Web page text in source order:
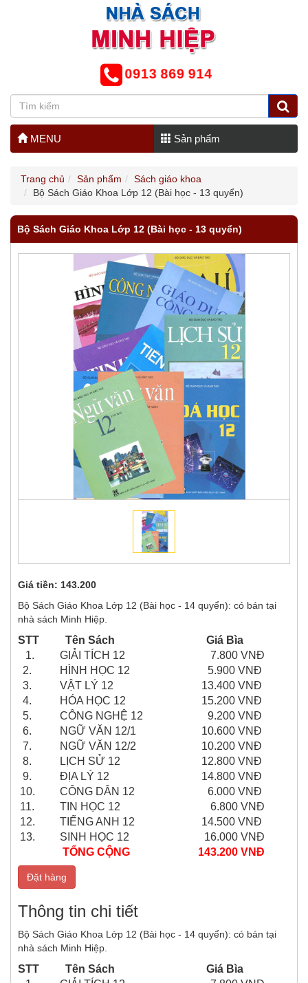
0913 869 914
MENU Sản phẩm
Trang chủ Sản phẩm
Sách giáo khoa
Bộ Sách Giáo Khoa Lớp 12 (Bài học - 13 quyển)
Bộ Sách Giáo Khoa Lớp 12 (Bài học - 13 quyển)
Giá tiền: 143.200
Bộ Sách Giáo Khoa Lớp 12 (Bài học - 14 quyển): có bán tại
nhà sách Minh Hiệp.
STT Tên Sách
Giá Bìa
1.
GIẢI TÍCH 12
7.800 VNĐ
2.
HÌNH HỌC 12
5.900 VNĐ
3.
VẬT LÝ 12
13.400 VNĐ
4.
HÓA HỌC 12
15.200 VNĐ
5.
CÔNG NGHỆ 12
9.200 VNĐ
6.
NGỮ VĂN 12/1
10.600 VNĐ
7.
NGỮ VĂN 12/2
10.200 VNĐ
8.
LỊCH SỬ 12
12.800 VNĐ
9.
ĐỊA LÝ 12
14.800 VNĐ
10.
CÔNG DÂN 12
6.000 VNĐ
11.
TIN HỌC 12
6.800 VNĐ
12.
TIẾNG ANH 12
14.500 VNĐ
13.
SINH HỌC 12
16.000 VNĐ
TỔNG CỘNG
143.200 VNĐ
Đặt hàng
Thông tin chi tiết
Bộ Sách Giáo Khoa Lớp 12 (Bài học - 14 quyển): có bán tại
nhà sách Minh Hiệp.
STT Tên Sách
Giá Bìa